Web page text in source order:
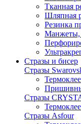
Тканная
Шляпная
Резинка
Манжеты,
Стразы и бисер
Стразы
Стразы
Стразы Asfour